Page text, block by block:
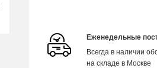
Еженедельные
Всегда в наличии
на складе в Москве